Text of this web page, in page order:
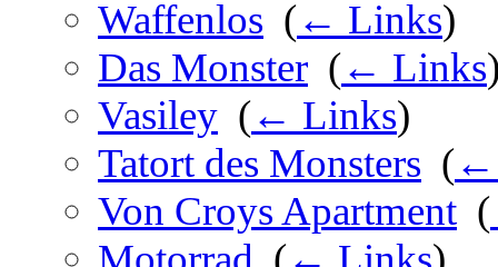
Waffenlos (← Links)
Das Monster (← Links
Vasiley (← Links)
Tatort des Monsters (←
Von Croys Apartment (